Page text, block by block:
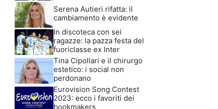
Serena Autieri rifatta: il
cambiamento è evidente
In discoteca con sei
ragazze: la pazza festa del
fuoriclasse ex Inter
Tina Cipollari e il chirurgo
estetico: i social non
perdonano
Eurovision Song Contest
2023: ecco i favoriti dei
bookmakers